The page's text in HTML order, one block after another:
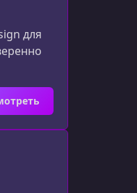
для
чем
за
для